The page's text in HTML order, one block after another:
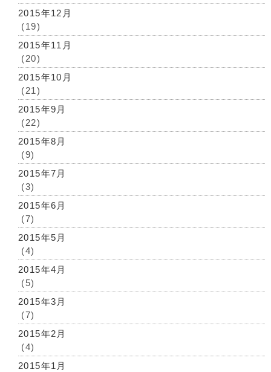
2015年12月
(19)
2015年11月
(20)
2015年10月
(21)
2015年9月
(22)
2015年8月
(9)
2015年7月
(3)
2015年6月
(7)
2015年5月
(4)
2015年4月
(5)
2015年3月
(7)
2015年2月
(4)
2015年1月